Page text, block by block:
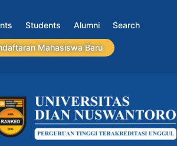
Students Alumni Search
Mahasiswa Baru